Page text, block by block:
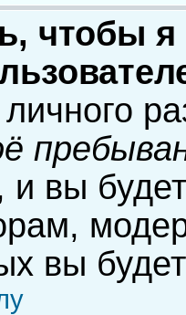
чтобы
личного
и вы
вы